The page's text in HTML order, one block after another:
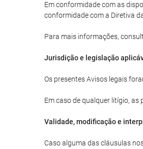
Em conformidade com as
conformidade com a Diretiva
Para mais informações,
Jurisdição e legislação
Os presentes Avisos legais
Em caso de qualquer litígio,
Validade, modificação e
Caso alguma das cláusulas